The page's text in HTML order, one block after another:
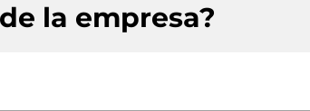
la empresa?